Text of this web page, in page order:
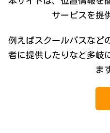
サービスを提
例えばスクールバスなど
者に提供したりなど多岐
ま